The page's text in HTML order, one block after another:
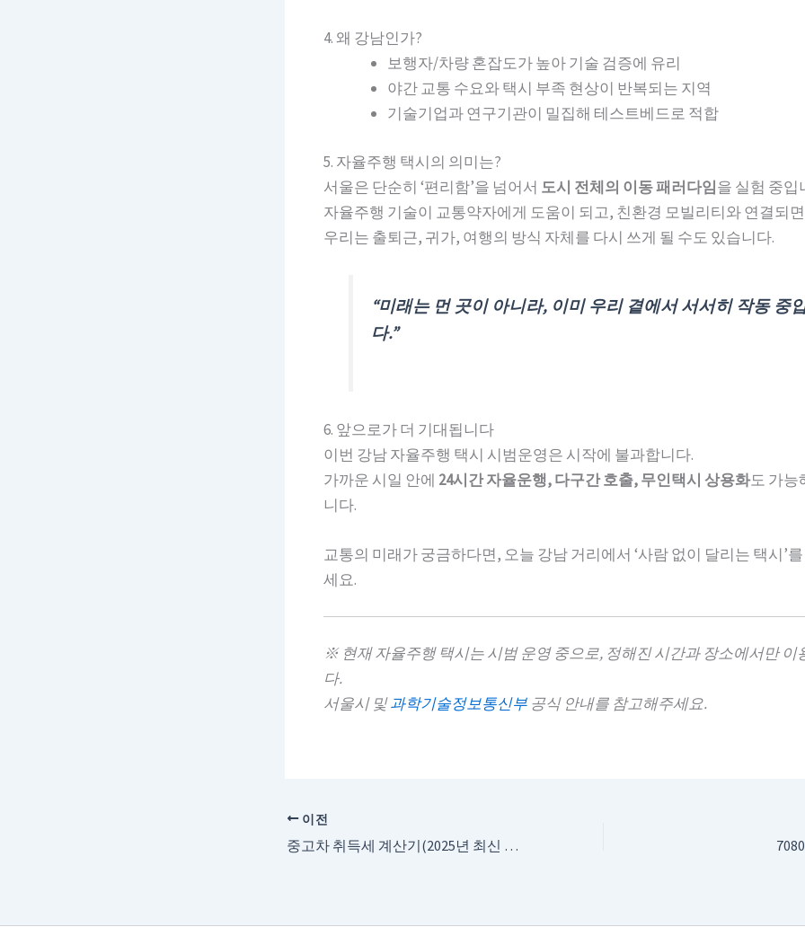
4. 왜 강남인가?
보행자/차량 혼잡도가 높아 기술 검증에 유리
야간 교통 수요와 택시 부족 현상이 반복되는 지역
기술기업과 연구기관이 밀집해 테스트베드로 적합
5. 자율주행 택시의 의미는?
서울은 단순히 ‘편리함’을 넘어서 도시 전체의 이동 패러다임을 실험 중입
자율주행 기술이 교통약자에게 도움이 되고, 친환경 모빌리티와 연결되면
우리는 출퇴근, 귀가, 여행의 방식 자체를 다시 쓰게 될 수도 있습니다.
“미래는 먼 곳이 아니라, 이미 우리 곁에서 서서히 작동 중
다.”
6. 앞으로가 더 기대됩니다
이번 강남 자율주행 택시 시범운영은 시작에 불과합니다.
가까운 시일 안에 24시간 자율운행, 다구간 호출, 무인택시 상용화도 가능
니다.
교통의 미래가 궁금하다면, 오늘 강남 거리에서 ‘사람 없이 달리는 택시’
세요.
※ 현재 자율주행 택시는 시범 운영 중으로, 정해진 시간과 장소에서만 이
다.
서울시 및과학기술정보통신부공식 안내를 참고해주세요.
이전
중고차 취득세 계산기(2025년 최신 기준)